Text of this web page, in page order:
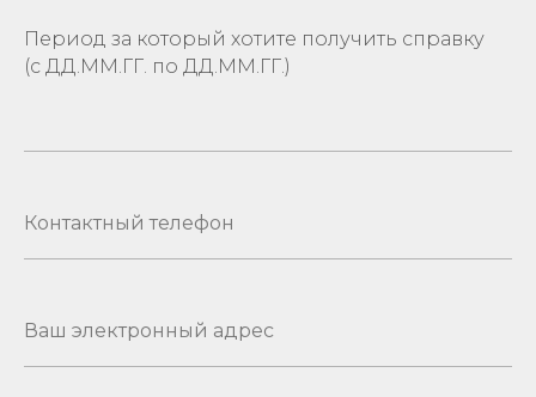
Период за который хотите получить справку
(с ДД.ММ.ГГ. по ДД.ММ.ГГ.)